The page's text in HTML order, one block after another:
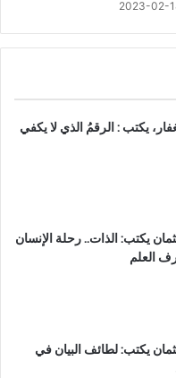
2023-02-
يكتب : الرقمُ الذي لا يكفي
يكتب: الذات.. رحلة الإنسان
العلم
يكتب: لطائف البيان في